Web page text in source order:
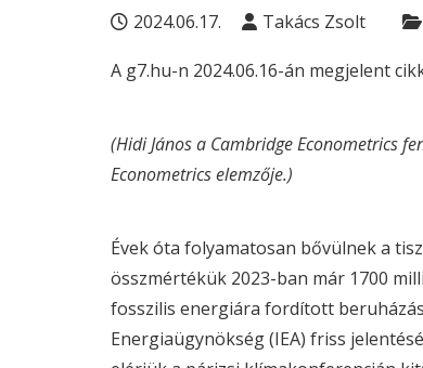
2024.06.17. Takács Zsolt
A g7.hu-n 2024.06.16-án megjelent
(Hidi János a Cambridge Econometrics
Econometrics elemzője.)
Évek óta folyamatosan bővülnek a
összmértékük 2023-ban már 1700
fosszilis energiára fordított
Energiaügynökség (IEA) friss